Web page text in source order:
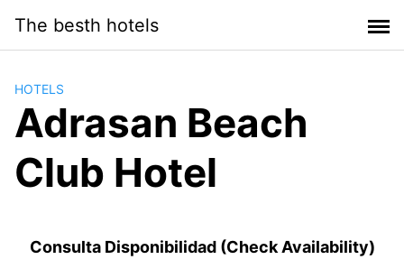
contenido
The besth hotels
HOTELS
Adrasan Beach
Club Hotel
Consulta Disponibilidad (Check Availability)